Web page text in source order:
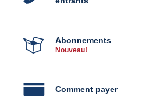
Abonnements
Nouveau!
Comment payer